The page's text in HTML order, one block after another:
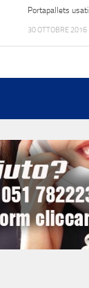
Portapallets usati
30 OTTOBRE 2016